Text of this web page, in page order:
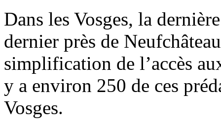
Dans les Vosges, la
dernier près de
simplification de l’accès
y a environ 250 de ces
Vosges.